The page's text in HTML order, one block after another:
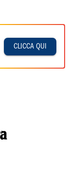
CLICCA QUI